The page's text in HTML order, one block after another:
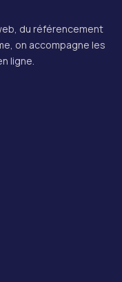
du référencement
on accompagne les
ligne.